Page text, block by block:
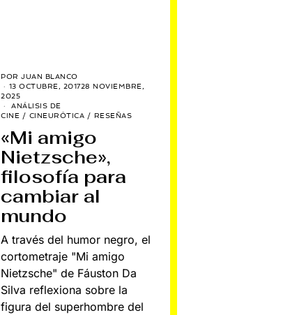
POR JUAN BLANCO
13 OCTUBRE, 201728 NOVIEMBRE,
2025
ANÁLISIS DE
CINE / CINEURÓTICA / RESEÑAS
«Mi amigo
Nietzsche»,
filosofía para
cambiar al
mundo
A través del humor negro, el
cortometraje "Mi amigo
Nietzsche" de Fáuston Da
Silva reflexiona sobre la
figura del superhombre del